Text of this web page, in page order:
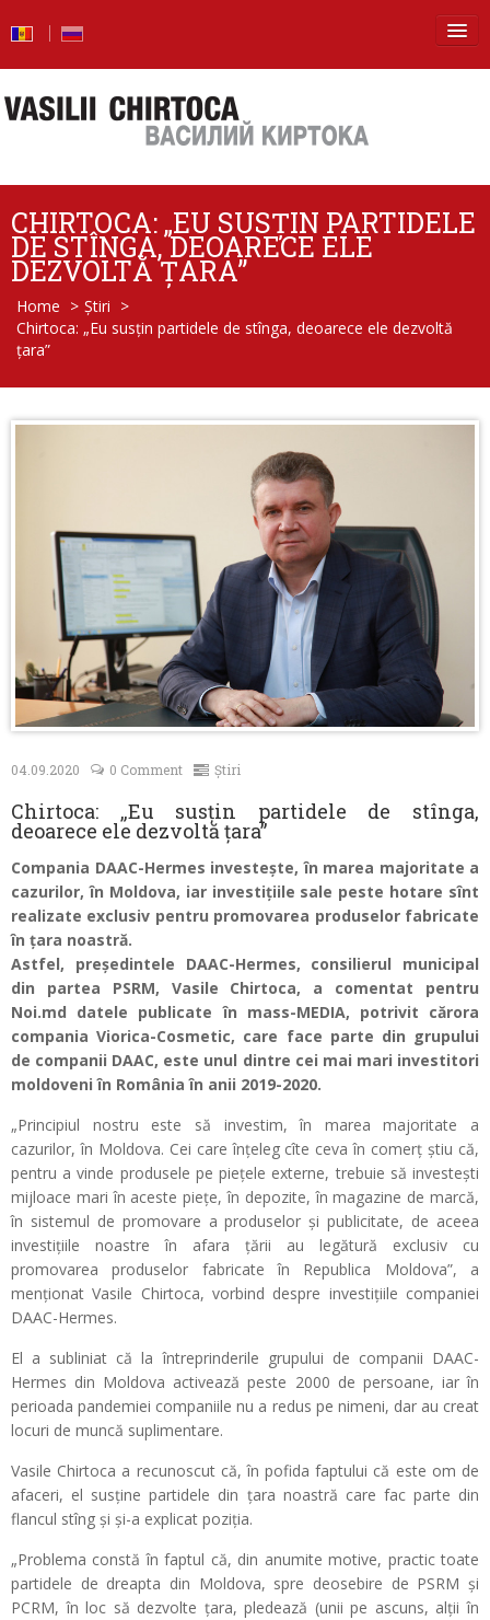
Știri
Blog
Foto
Video
De la vorbe – la fapte
Întrebări şi răspunsuri
Despre mine
Contacte
CHIRTOCA: „EU SUSȚIN PARTIDELE
DE STÎNGA, DEOARECE ELE
DEZVOLTĂ ȚARA”
Home > Știri >
Chirtoca: „Eu susțin partidele de stînga, deoarece ele dezvoltă
țara”
04.09.2020 0 Comment Știri
Chirtoca: „Eu susțin partidele de stînga,
deoarece ele dezvoltă țara”
Compania DAAC-Hermes investește, în marea majoritate a
cazurilor, în Moldova, iar investițiile sale peste hotare sînt
realizate exclusiv pentru promovarea produselor fabricate
în țara noastră.
Astfel, președintele DAAC-Hermes, consilierul municipal
din partea PSRM, Vasile Chirtoca, a comentat pentru
Noi.md datele publicate în mass-MEDIA, potrivit cărora
compania Viorica-Cosmetic, care face parte din grupului
de companii DAAC, este unul dintre cei mai mari investitori
moldoveni în România în anii 2019-2020.
„Principiul nostru este să investim, în marea majoritate a
cazurilor, în Moldova. Cei care înțeleg cîte ceva în comerț știu că,
pentru a vinde produsele pe piețele externe, trebuie să investești
mijloace mari în aceste piețe, în depozite, în magazine de marcă,
în sistemul de promovare a produselor și publicitate, de aceea
investițiile noastre în afara țării au legătură exclusiv cu
promovarea produselor fabricate în Republica Moldova”, a
menționat Vasile Chirtoca, vorbind despre investițiile companiei
DAAC-Hermes.
El a subliniat că la întreprinderile grupului de companii DAAC-
Hermes din Moldova activează peste 2000 de persoane, iar în
perioada pandemiei companiile nu a redus pe nimeni, dar au creat
locuri de muncă suplimentare.
Vasile Chirtoca a recunoscut că, în pofida faptului că este om de
afaceri, el susține partidele din țara noastră care fac parte din
flancul stîng și și-a explicat poziția.
„Problema constă în faptul că, din anumite motive, practic toate
partidele de dreapta din Moldova, spre deosebire de PSRM și
PCRM, în loc să dezvolte țara, pledează (unii pe ascuns, alții în